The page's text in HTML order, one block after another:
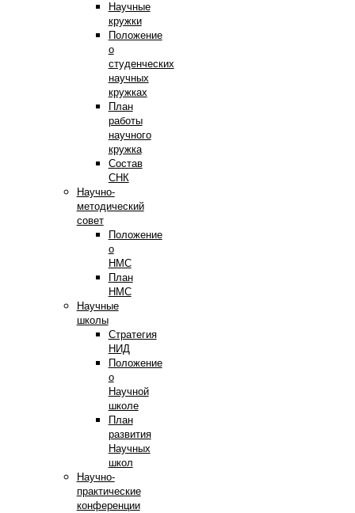
Научные
кружки
Положение
о
студенческих
научных
кружках
План
работы
научного
кружка
Состав
СНК
Научно-
методический
совет
Положение
о
НМС
План
НМС
Научные
школы
Стратегия
НИД
Положение
о
Научной
школе
План
развития
Научных
школ
Научно-
практические
конференции